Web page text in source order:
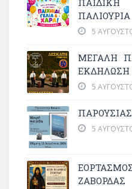
ΠΑΛΙΟΥΡΙΑ
5
ΜΕΓΆΛΗ
5
5
ΖΑΒΟΡΔΑΣ